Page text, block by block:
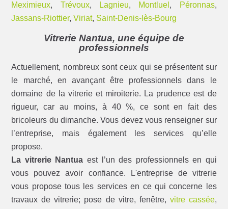
Meximieux, Trévoux, Lagnieu, Montluel , Péronnas,
Jassans-Riottier,Viriat, Saint-Denis-lès-Bourg
Vitrerie Nantua, une équipe de
professionnels
Actuellement, nombreux sont ceux qui se présentent sur
le marché, en avançant être professionnels dans le
domaine de la vitrerie et miroiterie. La prudence est de
rigueur, car au moins, à 40 %, ce sont en fait des
bricoleurs du dimanche. Vous devez vous renseigner sur
l’entreprise, mais également les services qu’elle
propose.
La vitrerie Nantua est l’un des professionnels en qui
vous pouvez avoir confiance. L'entreprise de vitrerie
vous propose tous les services en ce qui concerne les
travaux de vitrerie; pose de vitre, fenêtre, vitre cassée,